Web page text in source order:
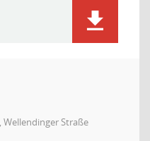
Wellendinger Straße